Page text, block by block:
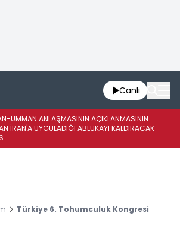
Canlı
UMMAN ANLAŞMASININ AÇIKLANMASININ
İRAN'A UYGULADIĞI ABLUKAYI KALDIRACAK -
Türkiye 6. Tohumculuk Kongresi